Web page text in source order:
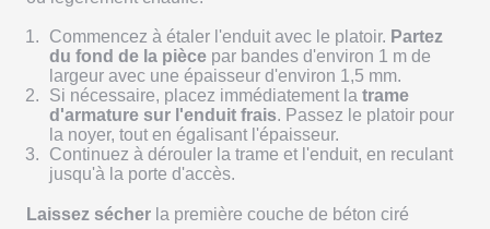
Commencez à étaler l'enduit avec le platoir. Partez
du fond de la pièce par bandes d'environ 1 m de
largeur avec une épaisseur d'environ 1,5 mm.
Si nécessaire, placez immédiatement la trame
d'armature sur l'enduit frais. Passez le platoir pour
la noyer, tout en égalisant l'épaisseur.
Continuez à dérouler la trame et l'enduit, en reculant
jusqu'à la porte d'accès.
Laissez sécher la première couche de béton ciré